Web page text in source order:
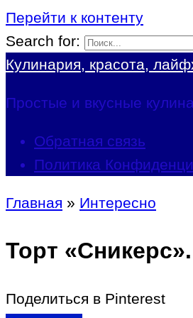
Перейти к контенту
Search for:
Кулинария, красота,
Простые и вкусные
Обратная связь
Политика
Главная » Интересно
Торт
Поделиться в Pinterest